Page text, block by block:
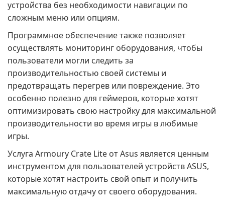
устройства без необходимости навигации по
сложным меню или опциям.
Программное обеспечение также позволяет
осуществлять мониторинг оборудования, чтобы
пользователи могли следить за
производительностью своей системы и
предотвращать перегрев или повреждение. Это
особенно полезно для геймеров, которые хотят
оптимизировать свою настройку для максимальной
производительности во время игры в любимые
игры.
Услуга Armoury Crate Lite от Asus является ценным
инструментом для пользователей устройств ASUS,
которые хотят настроить свой опыт и получить
максимальную отдачу от своего оборудования.